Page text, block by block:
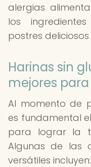
alergias
los
postres
Harinas sin
mejores
Al momento de
es fundamental
para lograr la
Algunas de las
versátiles incluyen: